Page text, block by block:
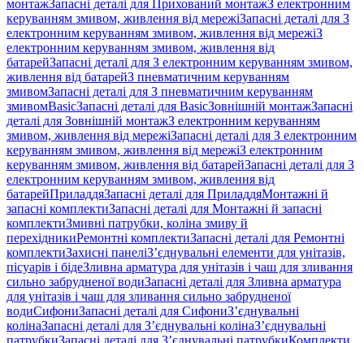
монтажЗапасні деталі для Прихований монтажЗ електронним
керуванням змивом, живлення від мережіЗапасні деталі для З
електронним керуванням змивом, живлення від мережіЗ
електронним керуванням змивом, живлення від
батарейЗапасні деталі для З електронним керуванням змивом,
живлення від батарейЗ пневматичним керуванням
змивомЗапасні деталі для З пневматичним керуванням
змивомBasicЗапасні деталі для BasicЗовнішній монтажЗапасні
деталі для Зовнішній монтажЗ електронним керуванням
змивом, живлення від мережіЗапасні деталі для З електронним
керуванням змивом, живлення від мережіЗ електронним
керуванням змивом, живлення від батарейЗапасні деталі для З
електронним керуванням змивом, живлення від
батарейПриладдяЗапасні деталі для ПриладдяМонтажні й
запасні комплектиЗапасні деталі для Монтажні й запасні
комплектиЗмивні патрубки, коліна змиву й
перехідникиРемонтні комплектиЗапасні деталі для Ремонтні
комплектиЗахисні панеліЗ’єднувальні елементи для унітазів,
пісуарів і бідеЗливна арматура для унітазів і чаш для зливання
сильно забрудненої водиЗапасні деталі для Зливна арматура
для унітазів і чаш для зливання сильно забрудненої
водиСифониЗапасні деталі для СифониЗ’єднувальні
колінаЗапасні деталі для З’єднувальні колінаЗ’єднувальні
патрубкиЗапасні деталі для З’єднувальні патрубкиКомплекти